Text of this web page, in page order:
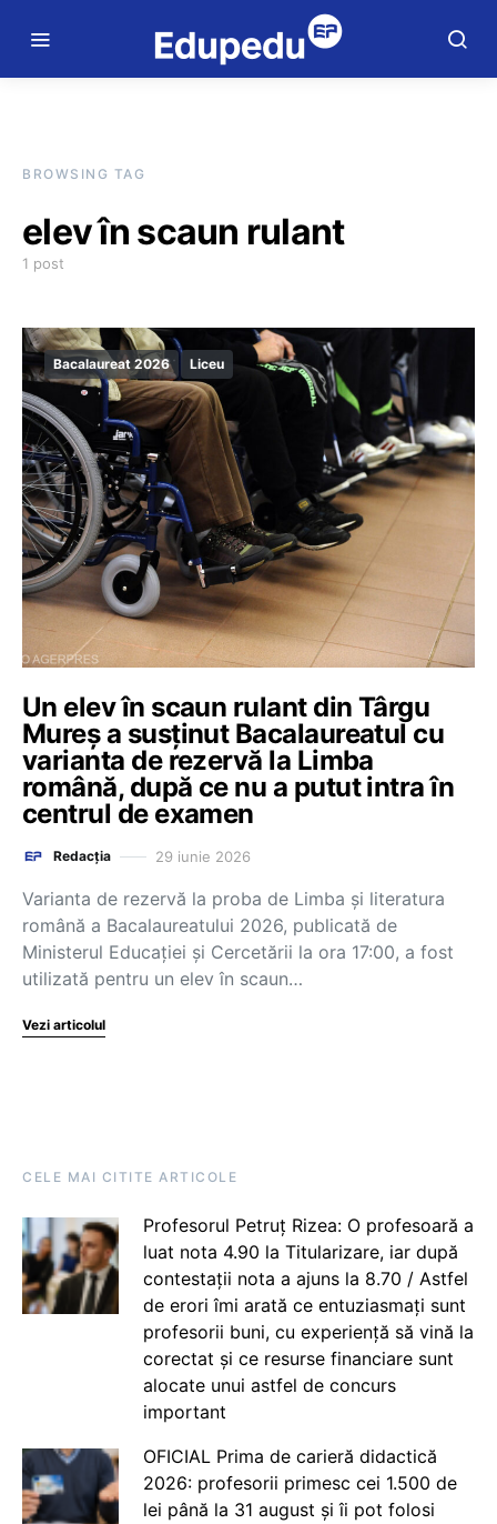
BROWSING TAG
elev în scaun rulant
1 post
Bacalaureat 2026 Liceu
Un elev în scaun rulant din Târgu
Mureș a susținut Bacalaureatul cu
varianta de rezervă la Limba
română, după ce nu a putut intra în
centrul de examen
Redacția 29 iunie 2026
Varianta de rezervă la proba de Limba și literatura
română a Bacalaureatului 2026, publicată de
Ministerul Educației și Cercetării la ora 17:00, a fost
utilizată pentru un elev în scaun…
Vezi articolul
CELE MAI CITITE ARTICOLE
Profesorul Petruț Rizea: O profesoară a
luat nota 4.90 la Titularizare, iar după
contestații nota a ajuns la 8.70 / Astfel
de erori îmi arată ce entuziasmați sunt
profesorii buni, cu experiență să vină la
corectat și ce resurse financiare sunt
alocate unui astfel de concurs
important
OFICIAL Prima de carieră didactică
2026: profesorii primesc cei 1.500 de
lei până la 31 august și îi pot folosi